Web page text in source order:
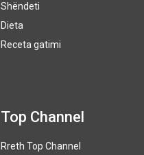
Shëndeti
Dieta
Receta gatimi
Top Channel
Rreth Top Channel